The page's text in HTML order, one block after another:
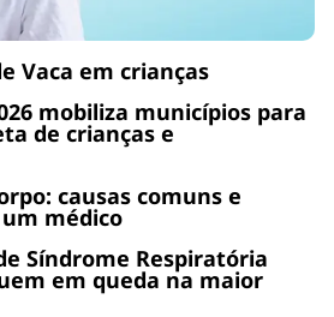
Vaca em crianças
mobiliza municípios para
de crianças e
causas comuns e
médico
Síndrome Respiratória
em queda na maior